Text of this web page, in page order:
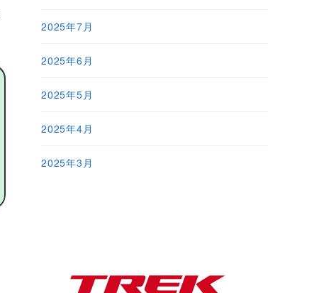
2025年7月
2025年6月
2025年5月
2025年4月
2025年3月